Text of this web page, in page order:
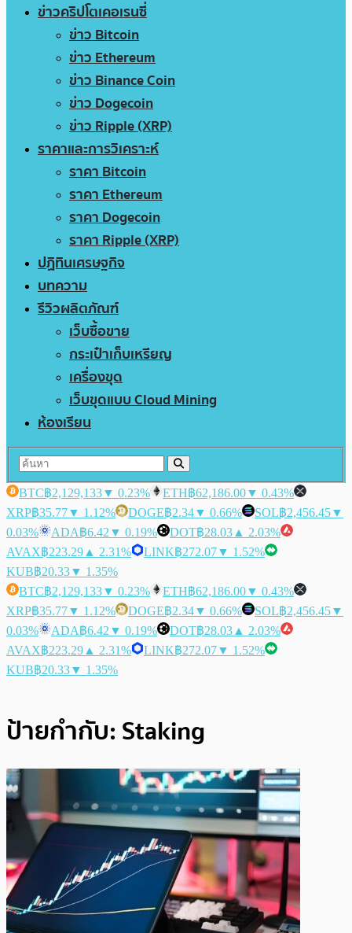
ข่าวคริปโตเคอเรนซี่
ข่าว Bitcoin
ข่าว Ethereum
ข่าว Binance Coin
ข่าว Dogecoin
ข่าว Ripple (XRP)
ราคาและการวิเคราะห์
ราคา Bitcoin
ราคา Ethereum
ราคา Dogecoin
ราคา Ripple (XRP)
ปฏิทินเศรษฐกิจ
บทความ
รีวิวผลิตภัณฑ์
เว็บซื้อขาย
กระเป๋าเก็บเหรียญ
เครื่องขุด
เว็บขุดแบบ Cloud Mining
ห้องเรียน
BTC฿2,129,133▼ 0.23% ETH฿62,186.00▼ 0.43%
XRP฿35.77▼ 1.12% DOGE฿2.34▼ 0.66% SOL฿2,456.45▼
0.03%
ADA฿6.42 ▼ 0.19% DOT฿28.03 ▲ 2.03%
AVAX฿223.29 ▲ 2.31% LINK฿272.07▼ 1.52%
KUB฿20.33▼ 1.35%
BTC฿2,129,133▼ 0.23% ETH฿62,186.00▼ 0.43%
XRP฿35.77▼ 1.12% DOGE฿2.34▼ 0.66% SOL฿2,456.45▼
0.03%
ADA฿6.42 ▼ 0.19% DOT฿28.03 ▲ 2.03%
AVAX฿223.29 ▲ 2.31% LINK฿272.07▼ 1.52%
KUB฿20.33▼ 1.35%
ป้ายกำกับ: Staking